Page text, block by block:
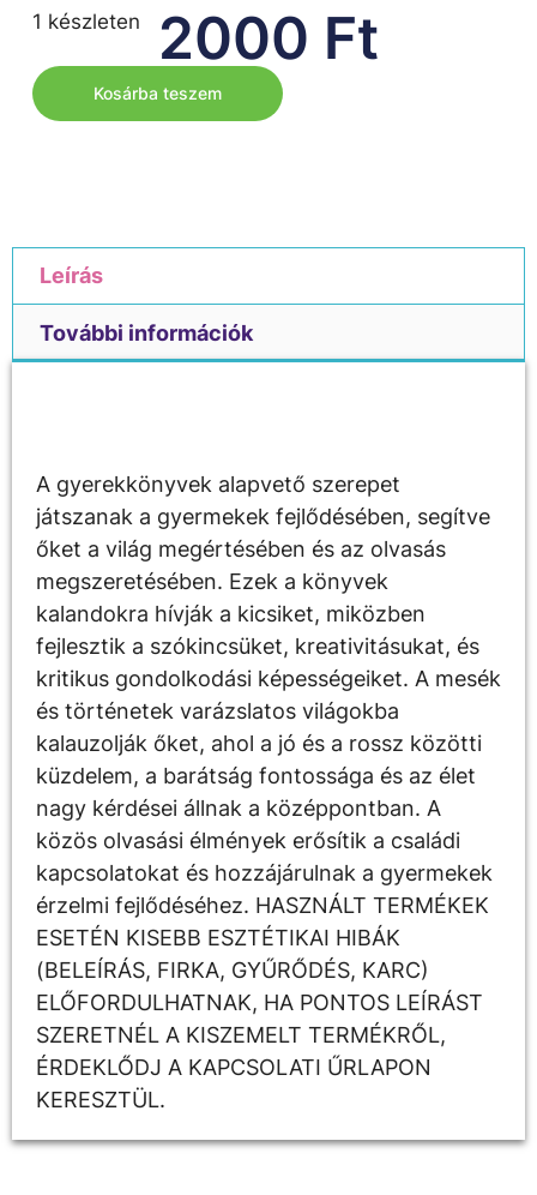
2000 Ft
1 készleten
Kosárba teszem
Leírás
További információk
A gyerekkönyvek alapvető szerepet
játszanak a gyermekek fejlődésében, segítve
őket a világ megértésében és az olvasás
megszeretésében. Ezek a könyvek
kalandokra hívják a kicsiket, miközben
fejlesztik a szókincsüket, kreativitásukat, és
kritikus gondolkodási képességeiket. A mesék
és történetek varázslatos világokba
kalauzolják őket, ahol a jó és a rossz közötti
küzdelem, a barátság fontossága és az élet
nagy kérdései állnak a középpontban. A
közös olvasási élmények erősítik a családi
kapcsolatokat és hozzájárulnak a gyermekek
érzelmi fejlődéséhez. HASZNÁLT TERMÉKEK
ESETÉN KISEBB ESZTÉTIKAI HIBÁK
(BELEÍRÁS, FIRKA, GYŰRŐDÉS, KARC)
ELŐFORDULHATNAK, HA PONTOS LEÍRÁST
SZERETNÉL A KISZEMELT TERMÉKRŐL,
ÉRDEKLŐDJ A KAPCSOLATI ŰRLAPON
KERESZTÜL.